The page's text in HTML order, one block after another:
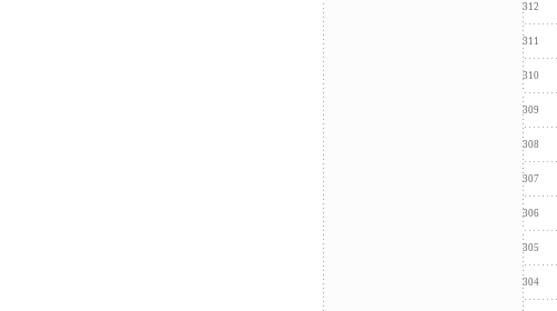
312
311
310
309
308
307
306
305
304